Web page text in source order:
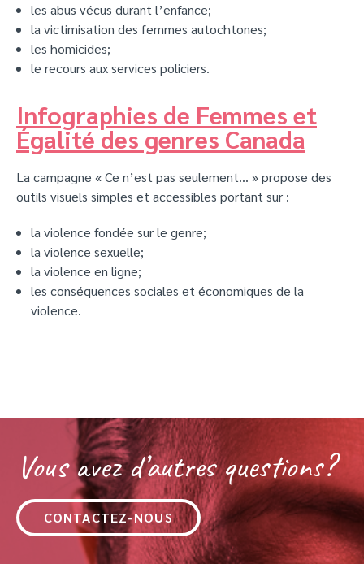
les abus vécus durant l’enfance;
la victimisation des femmes autochtones;
les homicides;
le recours aux services policiers.
Infographies de Femmes et
Égalité des genres Canada
La campagne « Ce n’est pas seulement… » propose des
outils visuels simples et accessibles portant sur :
la violence fondée sur le genre;
la violence sexuelle;
la violence en ligne;
les conséquences sociales et économiques de la
violence.
Vous avez d’autres questions?
CONTACTEZ-NOUS